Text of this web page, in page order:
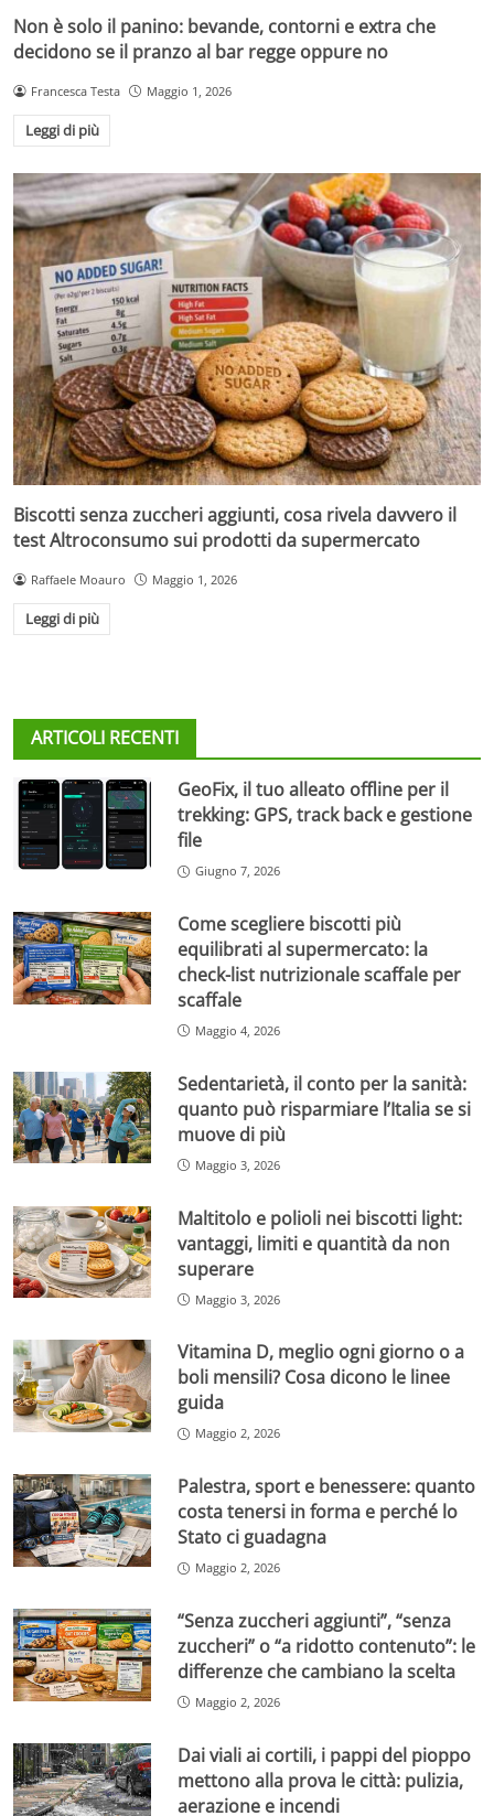
Non è solo il panino: bevande, contorni e extra che
decidono se il pranzo al bar regge oppure no
Francesca Testa Maggio 1, 2026
Leggi di più
Biscotti senza zuccheri aggiunti, cosa rivela davvero il
test Altroconsumo sui prodotti da supermercato
Raffaele Moauro Maggio 1, 2026
Leggi di più
ARTICOLI RECENTI
GeoFix, il tuo alleato offline per il
trekking: GPS, track back e gestione
file
Giugno 7, 2026
Come scegliere biscotti più
equilibrati al supermercato: la
check-list nutrizionale scaffale per
scaffale
Maggio 4, 2026
Sedentarietà, il conto per la sanità:
quanto può risparmiare l’Italia se si
muove di più
Maggio 3, 2026
Maltitolo e polioli nei biscotti light:
vantaggi, limiti e quantità da non
superare
Maggio 3, 2026
Vitamina D, meglio ogni giorno o a
boli mensili? Cosa dicono le linee
guida
Maggio 2, 2026
Palestra, sport e benessere: quanto
costa tenersi in forma e perché lo
Stato ci guadagna
Maggio 2, 2026
“Senza zuccheri aggiunti”, “senza
zuccheri” o “a ridotto contenuto”: le
differenze che cambiano la scelta
Maggio 2, 2026
Dai viali ai cortili, i pappi del pioppo
mettono alla prova le città: pulizia,
aerazione e incendi